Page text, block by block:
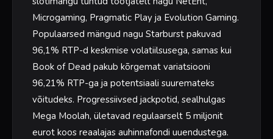
Microgaming, Pragmatic Play ja Evolution Gaming.
Populaarsed mängud nagu Starburst pakuvad
96,1% RTP-d keskmise volatiilsusega, samas kui
Book of Dead pakub kõrgemat variatsiooni
96,21% RTP-ga ja potentsiaali suuremateks
võitudeks. Progressiivsed jackpotid, sealhulgas
Mega Moolah, ületavad regulaarselt 5 miljonit
eurot koos reaalajas auhinnafondi uuendustega.